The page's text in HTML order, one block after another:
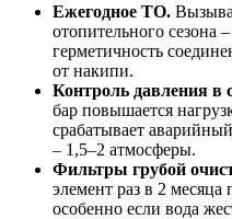
Ежегодное ТО.
отопительного сезона
герметичность
от накипи.
Контроль давления в
бар повышается
срабатывает
– 1,5–2 атмосферы.
Фильтры грубой
элемент раз в 2
особенно если вода